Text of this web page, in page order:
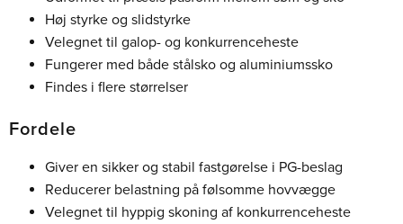
Høj styrke og slidstyrke
Velegnet til galop- og konkurrenceheste
Fungerer med både stålsko og aluminiumssko
Findes i flere størrelser
Fordele
Giver en sikker og stabil fastgørelse i PG-beslag
Reducerer belastning på følsomme hovvægge
Velegnet til hyppig skoning af konkurrenceheste